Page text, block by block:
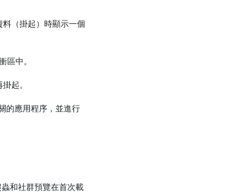
（掛起）時顯示一個
中。
起。
的應用程序，並進行
和社群預覽在首次載